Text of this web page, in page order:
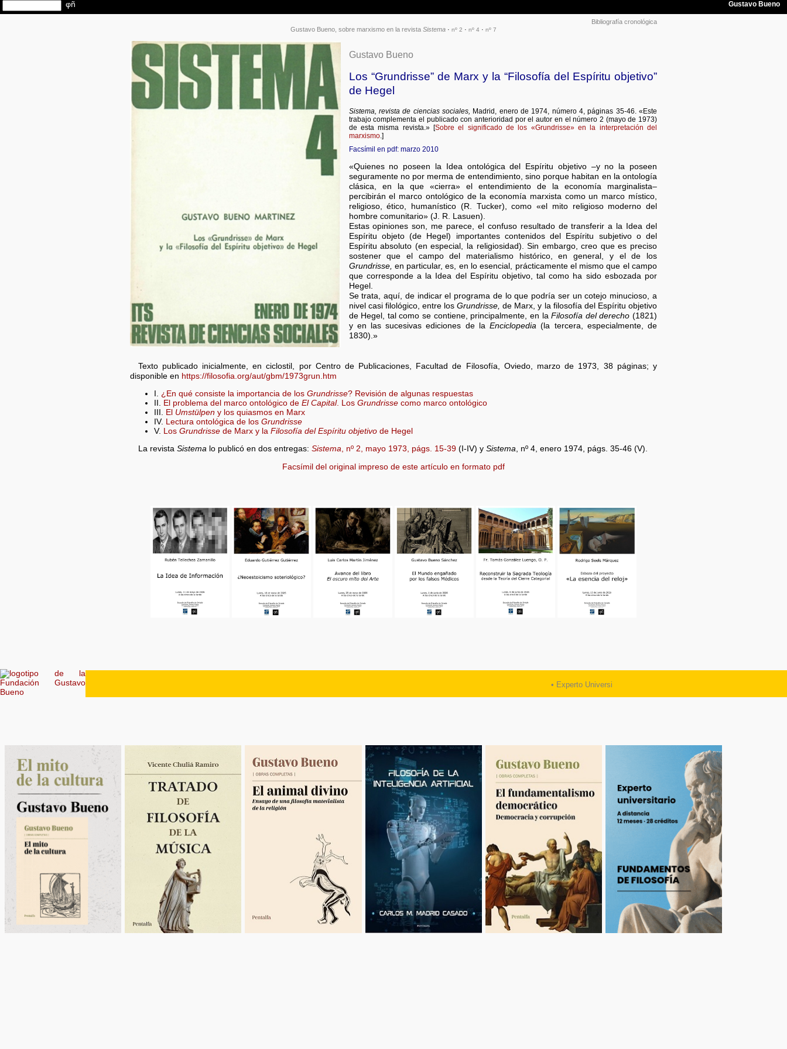
Bibliografía cronológica
Gustavo Bueno, sobre marxismo en la revista Sistema · nº 2 · nº 4 · nº 7
Gustavo Bueno
Los “Grundrisse” de Marx y la “Filosofía del Espíritu objetivo”
de Hegel
Sistema, revista de ciencias sociales, Madrid, enero de 1974, número 4, páginas 35-46. «Este
trabajo complementa el publicado con anterioridad por el autor en el número 2 (mayo de 1973)
de esta misma revista.» [Sobre el significado de los «Grundrisse» en la interpretación del
marxismo.]
Facsímil en pdf: marzo 2010
«Quienes no poseen la Idea ontológica del Espíritu objetivo –y no la poseen
seguramente no por merma de entendimiento, sino porque habitan en la ontología
clásica, en la que «cierra» el entendimiento de la economía marginalista–
percibirán el marco ontológico de la economía marxista como un marco místico,
religioso, ético, humanístico (R. Tucker), como «el mito religioso moderno del
hombre comunitario» (J. R. Lasuen).
Estas opiniones son, me parece, el confuso resultado de transferir a la Idea del
Espíritu objeto (de Hegel) importantes contenidos del Espíritu subjetivo o del
Espíritu absoluto (en especial, la religiosidad). Sin embargo, creo que es preciso
sostener que el campo del materialismo histórico, en general, y el de los
Grundrisse, en particular, es, en lo esencial, prácticamente el mismo que el campo
que corresponde a la Idea del Espíritu objetivo, tal como ha sido esbozada por
Hegel.
Se trata, aquí, de indicar el programa de lo que podría ser un cotejo minucioso, a
nivel casi filológico, entre losGrundrisse, de Marx, y la filosofía del Espíritu objetivo
de Hegel, tal como se contiene, principalmente, en laFilosofía del derecho (1821)
y en las sucesivas ediciones de laEnciclopedia (la tercera, especialmente, de
1830).»
Texto publicado inicialmente, en ciclostil, por Centro de Publicaciones, Facultad de Filosofía, Oviedo, marzo de 1973, 38 páginas; y
disponible en https://filosofia.org/aut/gbm/1973grun.htm
¿En qué consiste la importancia de los Grundrisse? Revisión de algunas respuestas
El problema del marco ontológico de El Capital. Los Grundrissecomo marco ontológico
El Umstülpeny los quiasmos en Marx
IV.
Lectura ontológica de los Grundrisse
V.
Los Grundrissede Marx y la Filosofía del Espíritu objetivode Hegel
La revista Sistemalo publicó en dos entregas: Sistema, nº 2, mayo 1973, págs. 15-39(I-IV) y Sistema, nº 4, enero 1974, págs. 35-46 (V).
Facsímil del original impreso de este artículo en formato pdf